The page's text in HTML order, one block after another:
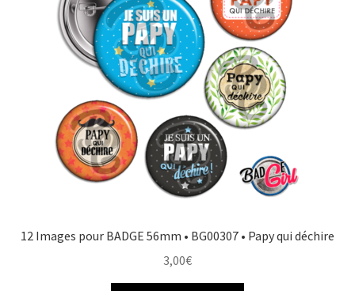
12 Images pour BADGE 56mm • BG00307 • Papy qui déchire
3,00€